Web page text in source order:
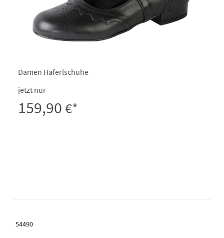
Damen Haferlschuhe
jetzt nur
159,90€*
54490